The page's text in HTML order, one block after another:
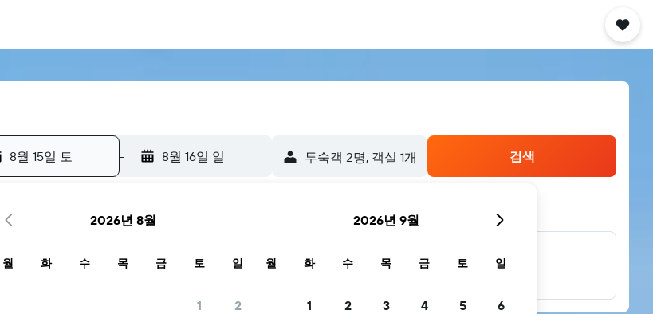
8월 15일 토 - 8월 16일 일 ​투숙객 2​명, ​객실 1개 검색
...더 보기
2026년 8월
월 화 수 목 금 토 일
1 2
2026년 9월
월 화 수 목 금 토 일
1 2 3 4 5 6